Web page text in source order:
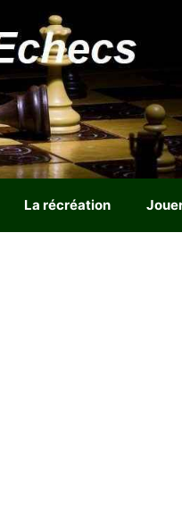
La récréation